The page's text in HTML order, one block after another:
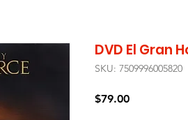
DVD El Gran
SKU: 7509996005820
$79.00Precio